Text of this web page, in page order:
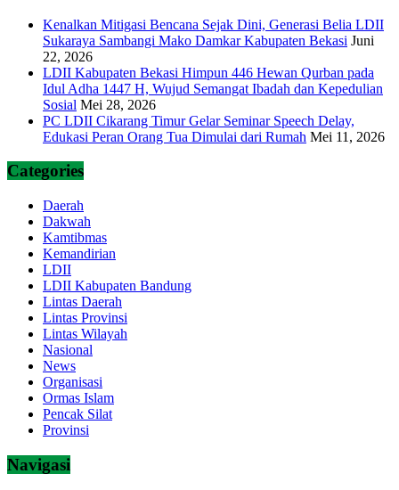
Kenalkan Mitigasi Bencana Sejak Dini, Generasi Belia LDII
Sukaraya Sambangi Mako Damkar Kabupaten Bekasi Juni
22, 2026
LDII Kabupaten Bekasi Himpun 446 Hewan Qurban pada
Idul Adha 1447 H, Wujud Semangat Ibadah dan Kepedulian
Sosial Mei 28, 2026
PC LDII Cikarang Timur Gelar Seminar Speech Delay,
Edukasi Peran Orang Tua Dimulai dari Rumah Mei 11, 2026
Categories
Daerah
Dakwah
Kamtibmas
Kemandirian
LDII
LDII Kabupaten Bandung
Lintas Daerah
Lintas Provinsi
Lintas Wilayah
Nasional
News
Organisasi
Ormas Islam
Pencak Silat
Provinsi
Navigasi